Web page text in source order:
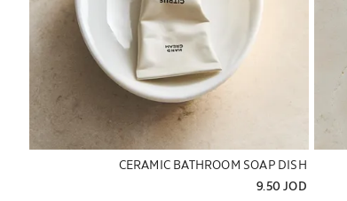
CERAMIC BATHROOM SOAP DISH
9.50 JOD